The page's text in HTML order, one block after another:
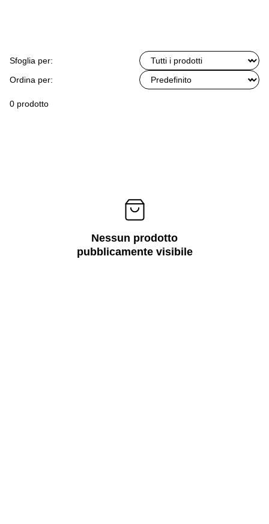
Sfoglia per:
Ordina per:
0 prodotto
Nessun prodotto
pubblicamente visibile